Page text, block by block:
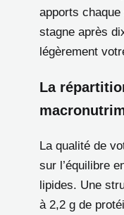
apports
stagne après
légèrement
La
La qualité de
sur l’équilibre
lipides. Une
à 2,2 g de